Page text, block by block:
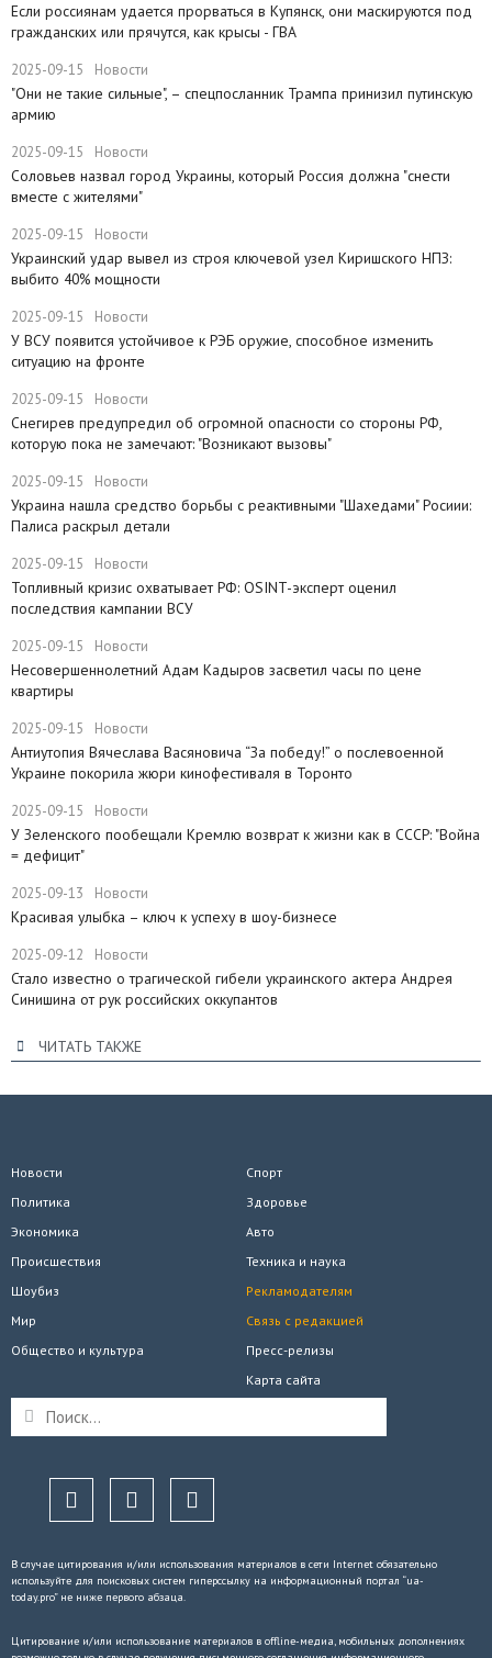
Если россиянам удается прорваться в Купянск, они маскируются под
гражданских или прячутся, как крысы - ГВА
2025-09-15 Новости
"Они не такие сильные", – спецпосланник Трампа принизил путинскую
армию
2025-09-15 Новости
Соловьев назвал город Украины, который Россия должна "снести
вместе с жителями"
2025-09-15 Новости
​Украинский удар вывел из строя ключевой узел Киришского НПЗ:
выбито 40% мощности
2025-09-15 Новости
У ВСУ появится устойчивое к РЭБ оружие, способное изменить
ситуацию на фронте
2025-09-15 Новости
Снегирев предупредил об огромной опасности со стороны РФ,
которую пока не замечают: "Возникают вызовы"
2025-09-15 Новости
​Украина нашла средство борьбы с реактивными "Шахедами" Росиии:
Палиса раскрыл детали
2025-09-15 Новости
​Топливный кризис охватывает РФ: OSINT-эксперт оценил
последствия кампании ВСУ
2025-09-15 Новости
Несовершеннолетний Адам Кадыров засветил часы по цене
квартиры
2025-09-15 Новости
Антиутопия Вячеслава Васяновича “За победу!” о послевоенной
Украине покорила жюри кинофестиваля в Торонто
2025-09-15 Новости
​У Зеленского пообещали Кремлю возврат к жизни как в СССР: "Война
= дефицит"
2025-09-13 Новости
Красивая улыбка – ключ к успеху в шоу-бизнесе
2025-09-12 Новости
Стало известно о трагической гибели украинского актера Андрея
Синишина от рук российских оккупантов
ЧИТАТЬ ТАКЖЕ
Новости
Политика
Экономика
Происшествия
Спорт
Здоровье
Авто
Техника и наука
Шоубиз
Мир
Общество и культура
Рекламодателям
Связь с редакцией
Пресс-релизы
Карта сайта
В случае цитирования и/или использования материалов в сети Internet обязательно
используйте для поисковых систем гиперссылку на информационный портал “ua-
today.pro” не ниже первого абзаца.
Цитирование и/или использование материалов в offline-медиа, мобильных дополнениях